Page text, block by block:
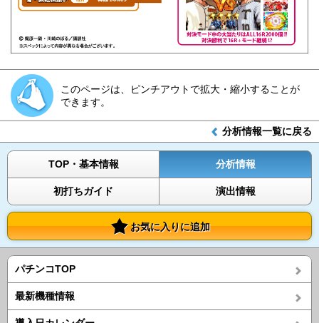
このページは、ピンチアウトで拡大・縮小することが
できます。
分析情報一覧に戻る
TOP・基本情報 分析情報
初打ちガイド 演出情報
お気に入りに追加
パチンコTOP
最新機種情報